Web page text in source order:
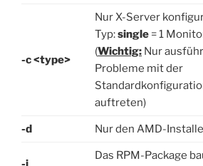
-c <type>
Nur X-Server
Typ:single = 1
(Wichtig: Nur
Probleme mit der
auftreten)
-d Nur den AMD-
Das RPM-Package